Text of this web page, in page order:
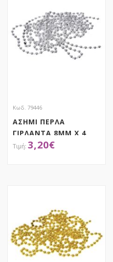
Κωδ. 79446
ΑΣΗΜΙ ΠΕΡΛΑ
ΓΙΡΛΑΝΤΑ 8ΜΜ Χ 4
ΜΕΤΡΑ
3,20€